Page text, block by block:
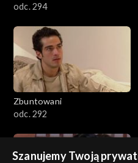
odc. 294
Zbuntowani
odc. 292
Szanujemy Twoją